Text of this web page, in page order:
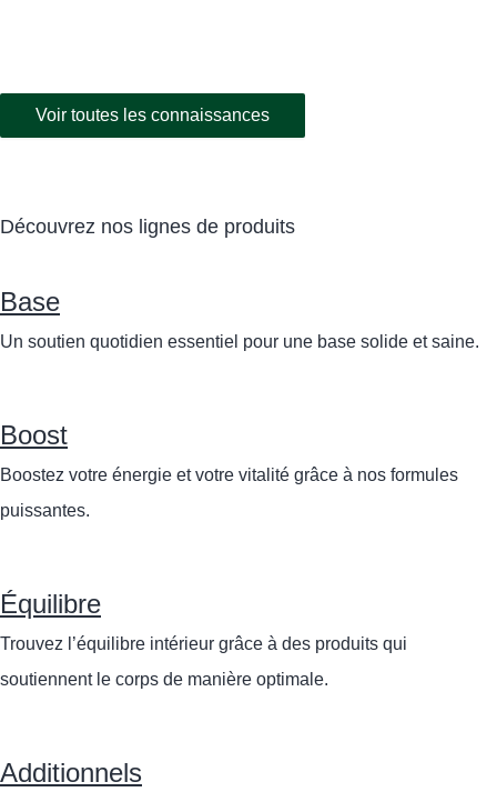
Voir toutes les connaissances
Découvrez nos lignes de produits
Base
Un soutien quotidien essentiel pour une base solide et saine.
Boost
Boostez votre énergie et votre vitalité grâce à nos formules
puissantes.
Équilibre
Trouvez l’équilibre intérieur grâce à des produits qui
soutiennent le corps de manière optimale.
Additionnels